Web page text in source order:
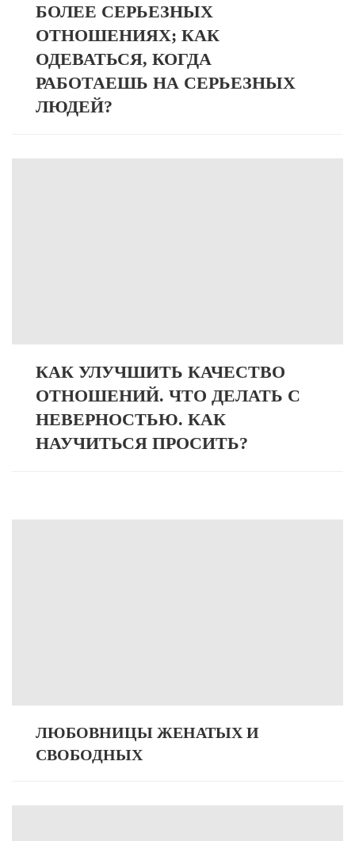
БОЛЕЕ СЕРЬЕЗНЫХ
ОТНОШЕНИЯХ; КАК
ОДЕВАТЬСЯ, КОГДА
РАБОТАЕШЬ НА СЕРЬЕЗНЫХ
ЛЮДЕЙ?
КАК УЛУЧШИТЬ КАЧЕСТВО
ОТНОШЕНИЙ. ЧТО ДЕЛАТЬ С
НЕВЕРНОСТЬЮ. КАК
НАУЧИТЬСЯ ПРОСИТЬ?
ЛЮБОВНИЦЫ ЖЕНАТЫХ И
СВОБОДНЫХ